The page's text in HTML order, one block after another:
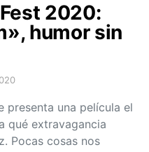
2020:
humor sin
presenta una película el
qué extravagancia
Pocas cosas nos